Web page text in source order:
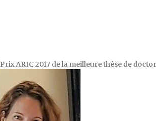
Prix ARIC 2017 de la meilleure thèse de